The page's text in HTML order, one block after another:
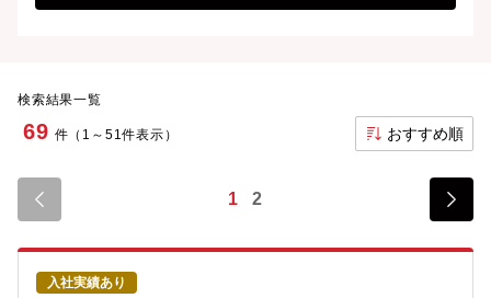
検索結果一覧
69 件（1～51件表示） おすすめ順
1 2
入社実績あり